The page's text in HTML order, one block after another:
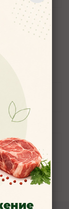
(8,5%),
отзыв.